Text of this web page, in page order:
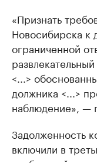
«Признать
Новосибирска к
ограниченной
<...>
должника <...>
наблюдение», —
Задолженность
включили в